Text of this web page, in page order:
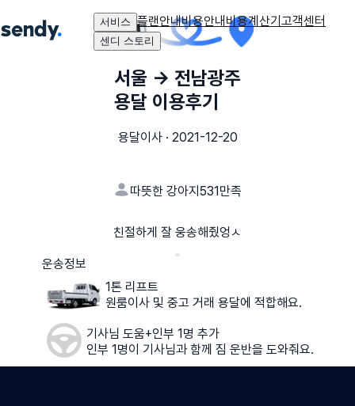
서비스 플랜안내비용안내비용계산기고객센터
센디 스토리
서울 → 전남광주
용달 이용후기
용달이사· 2021-12-20
따뜻한 강아지531만족
친절하게 잘 웅송해줬엉ㅅ
운송정보
1톤 리프트
원룸이사 및 중고 거래 용달에 적합해요.
기사님 도움+인부 1명 추가
인부 1명이 기사님과 함께 짐 운반을 도와줘요.